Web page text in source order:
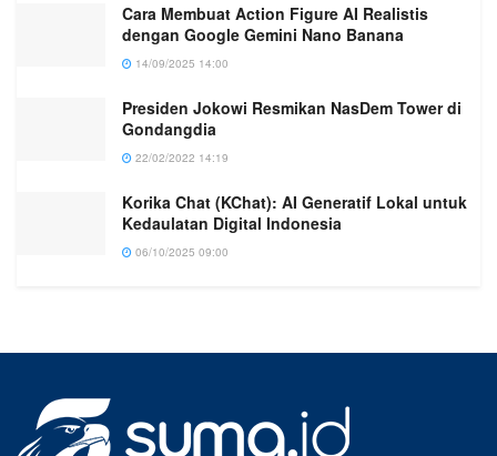
Cara Membuat Action Figure AI Realistis
dengan Google Gemini Nano Banana
14/09/2025 14:00
Presiden Jokowi Resmikan NasDem Tower di
Gondangdia
22/02/2022 14:19
Korika Chat (KChat): AI Generatif Lokal untuk
Kedaulatan Digital Indonesia
06/10/2025 09:00